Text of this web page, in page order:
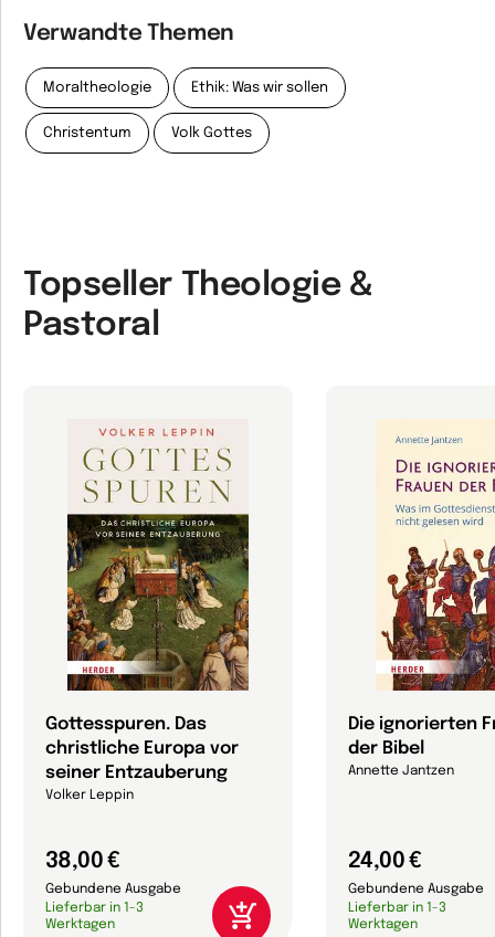
Verwandte Themen
Moraltheologie Ethik: Was wir sollen
Christentum Volk Gottes
Topseller Theologie &
Pastoral
Gottesspuren. Das
christliche Europa vor
seiner Entzauberung
Volker Leppin
38,00 €
Gebundene Ausgabe
Lieferbar in 1-3
Werktagen
Die ignorierten
der Bibel
Annette Jantzen
24,00 €
Gebundene Ausgabe
Lieferbar in 1-3
Werktagen